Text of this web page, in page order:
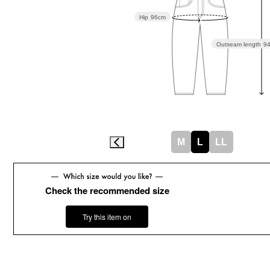
Outseam length
Hip 96cm
M L LL
Check the recommended size
Try this item on